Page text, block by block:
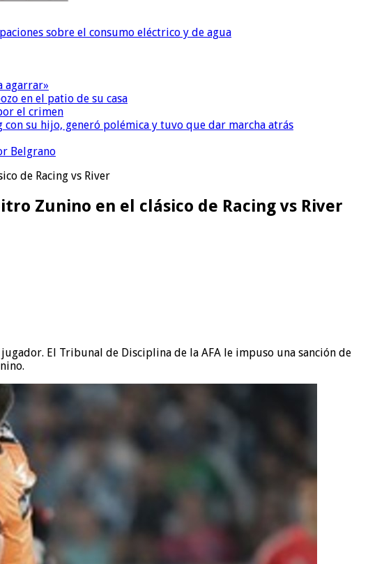
sobre el consumo eléctrico y de agua
agarrar»
en el patio de su casa
el crimen
su hijo, generó polémica y tuvo que dar marcha atrás
Belgrano
de Racing vs River
Zunino en el clásico de Racing vs River
El Tribunal de Disciplina de la AFA le impuso una sanción de